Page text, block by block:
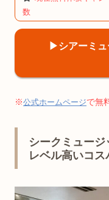
数
▶︎シアーミュ
※公式ホームページで無
シークミュー
レベル高いコ